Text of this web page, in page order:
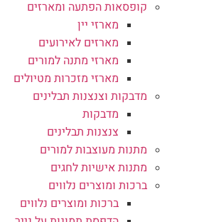
קופסאות הפתעה ומארזים
מארזי יין
מארזים לאירועים
מארזי מתנה למורים
מארזי מזכרות מטיולים
מדבקות וצנצנות תבלינים
מדבקות
צנצנות תבלינים
מתנות מעוצבות למורים
מתנות אישיות לחגים
ברכות ומוצרים נלווים
ברכות ומוצרים נלווים